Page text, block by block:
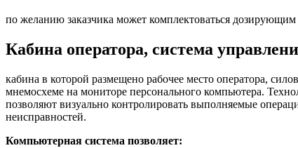
по желанию заказчика может комплектоваться
Кабина оператора, система
кабина в которой размещено рабочее место оператора,
мнемосхеме на мониторе персонального компьютера.
позволяют визуально контролировать выполняемые
неисправностей.
Компьютерная система позволяет: